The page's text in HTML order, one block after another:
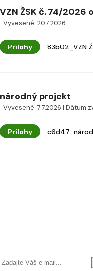
VZN ŽSK č. 74/2026
Vyvesené: 20.7.2026
Prílohy 83b02_VZN
národný projekt
Vyvesené: 7.7.2026 | Dátum
Prílohy